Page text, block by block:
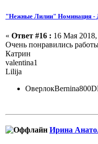
"Нежные Лилии" Номинация -
« Ответ #16 : 16 Мая
Очень понравились
Катрин
valentina1
Lilija
Ирина